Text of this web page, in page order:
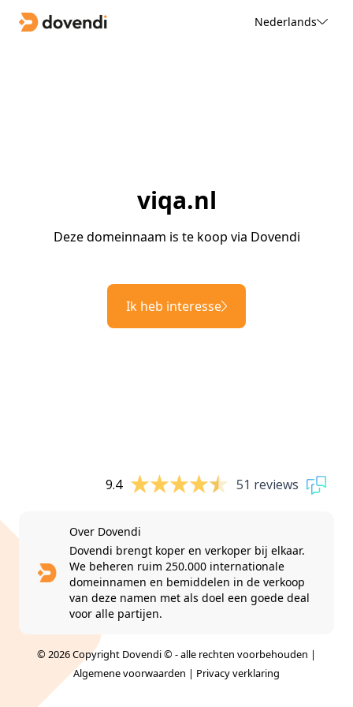
Nederlands
viqa.nl
Deze domeinnaam is te koop via Dovendi
Ik heb interesse
9.4 51 reviews
Over Dovendi
Dovendi brengt koper en verkoper bij elkaar.
We beheren ruim 250.000 internationale
domeinnamen en bemiddelen in de verkoop
van deze namen met als doel een goede deal
voor alle partijen.
© 2026 Copyright Dovendi © - alle rechten voorbehouden |
Algemene voorwaarden | Privacy verklaring